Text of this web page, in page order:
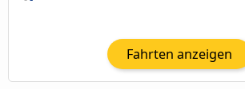
Fahrten anzeigen